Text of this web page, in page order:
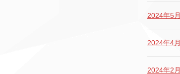
2024年5月
2024年4月
2024年2月